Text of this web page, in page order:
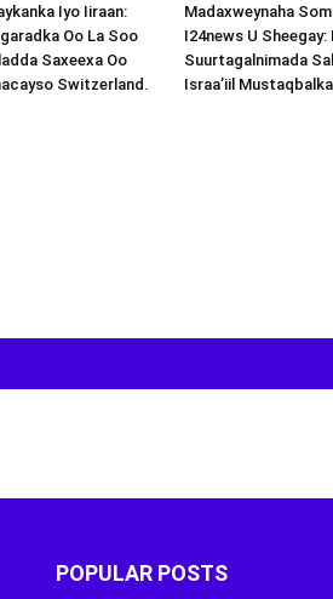
Iyo Iiraan:
Oo La Soo
Saxeexa Oo
Switzerland.
Madaxweynaha
I24news U Sheegay:
Suurtagalnimada
Israa’iil
POPULAR POSTS